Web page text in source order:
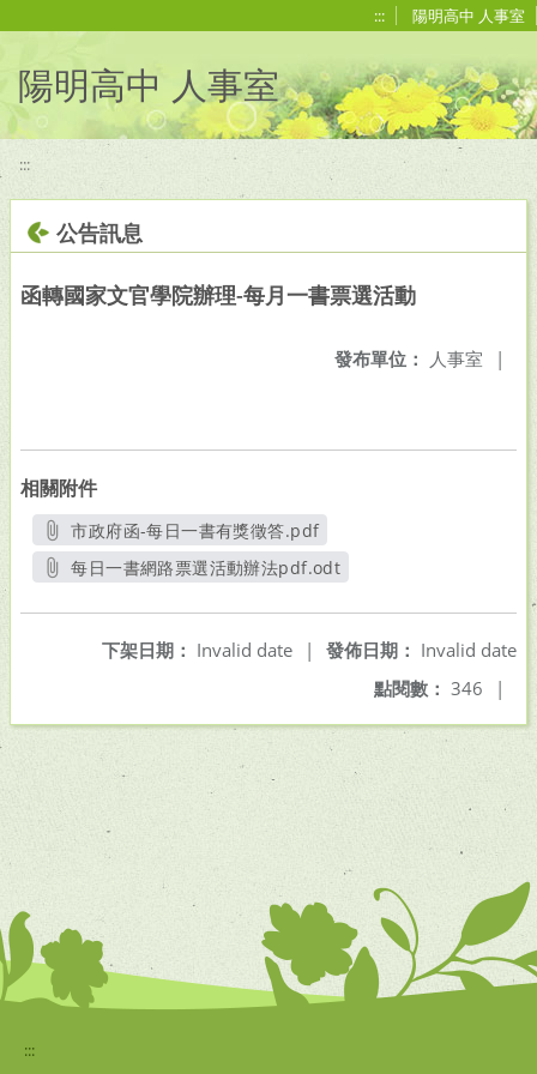
::: 陽明高中 人事室
陽明高中 人事室
:::
公告訊息
函轉國家文官學院辦理-每月一書票選活動
發布單位： 人事室 |
相關附件
市政府函-每日一書有獎徵答.pdf
另開新視窗
每日一書網路票選活動辦法pdf.odt
發佈日期： Invalid date
下架日期： Invalid date
|
點閱數： 346 |
:::